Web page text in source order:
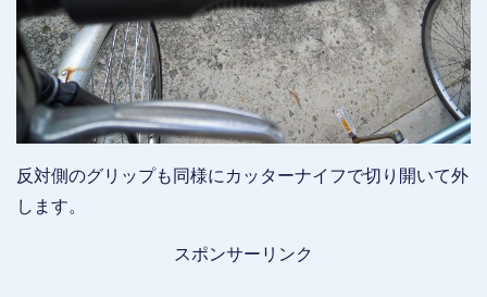
反対側のグリップも同様にカッターナイフで切り開いて外
します。
スポンサーリンク